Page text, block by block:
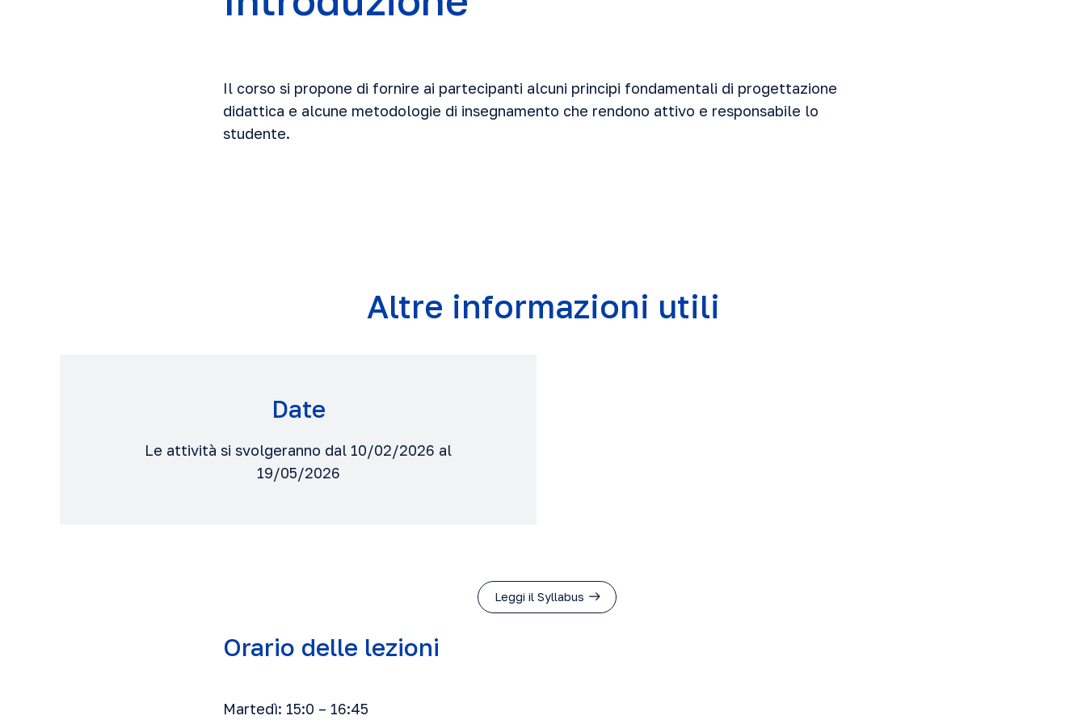
Il corso si propone di fornire ai partecipanti alcuni principi fondamentali di progettazione
didattica e alcune metodologie di insegnamento che rendono attivo e responsabile lo
studente.
Altre informazioni utili
Date
Le attività si svolgeranno dal 10/02/2026 al
19/05/2026
Leggi il Syllabus
Orario delle lezioni
Martedì: 15:0 – 16:45